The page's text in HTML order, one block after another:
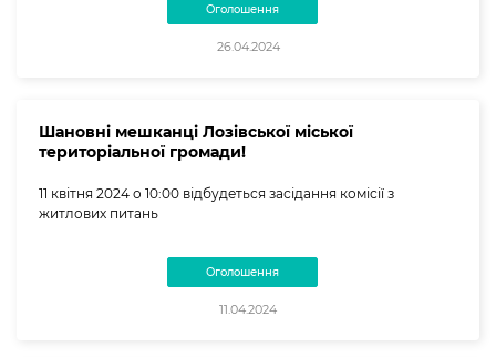
Оголошення
26.04.2024
Шановні мешканці Лозівської міської
територіальної громади!
11 квітня 2024 о 10:00 відбудеться засідання комісії з
житлових питань
Оголошення
11.04.2024